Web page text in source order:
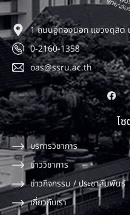
1 ถนนอู่ทองนอก แขวงดุสิต
0-2160-1358
oas@ssru.ac.th
ไ
บริการวิชาการ
ข่าววิชาการ
ข่าวกิจกรรม / ประชาสัมพันธ์
เกี่ยวกับเรา